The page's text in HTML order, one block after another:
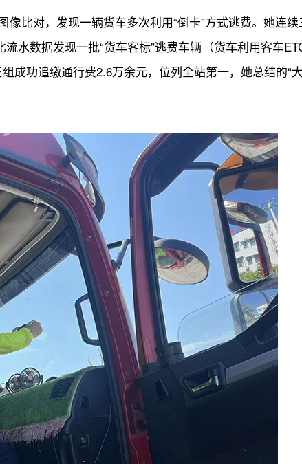
比对，发现一辆货车多次利用“倒卡”方式逃费。她连
水数据发现一批“货车客标”逃费车辆（货车利用客车
成功追缴通行费2.6万余元，位列全站第一，她总结的“